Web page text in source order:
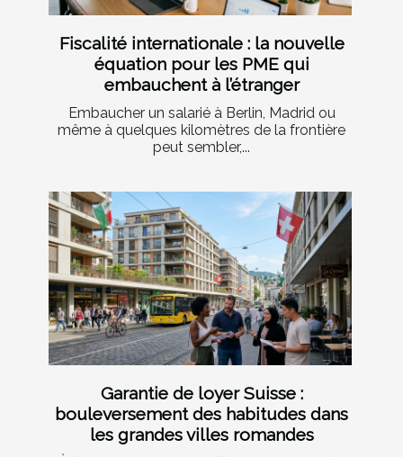
Fiscalité internationale : la nouvelle
équation pour les PME qui
embauchent à l’étranger
Embaucher un salarié à Berlin, Madrid ou
même à quelques kilomètres de la frontière
peut sembler,...
Garantie de loyer Suisse :
bouleversement des habitudes dans
les grandes villes romandes